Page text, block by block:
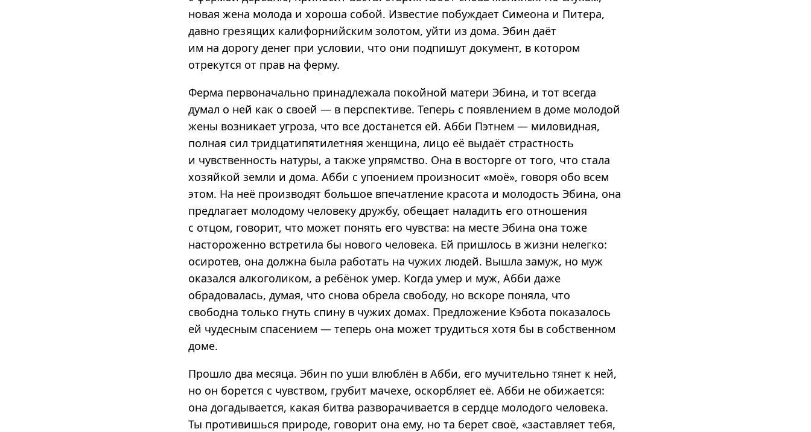
новая жена молода и хороша собой. Известие побуждает Симеона и Питера,
давно грезящих калифорнийским золотом, уйти из дома. Эбин даёт
им на дорогу денег при условии, что они подпишут документ, в котором
отрекутся от прав на ферму.
Ферма первоначально принадлежала покойной матери Эбина, и тот всегда
думал о ней как о своей — в перспективе. Теперь с появлением в доме молодой
жены возникает угроза, что все достанется ей. Абби Пэтнем — миловидная,
полная сил тридцатипятилетняя женщина, лицо её выдаёт страстность
и чувственность натуры, а также упрямство. Она в восторге от того, что стала
хозяйкой земли и дома. Абби с упоением произносит «моё», говоря обо всем
этом. На неё производят большое впечатление красота и молодость Эбина, она
предлагает молодому человеку дружбу, обещает наладить его отношения
с отцом, говорит, что может понять его чувства: на месте Эбина она тоже
настороженно встретила бы нового человека. Ей пришлось в жизни нелегко:
осиротев, она должна была работать на чужих людей. Вышла замуж, но муж
оказался алкоголиком, а ребёнок умер. Когда умер и муж, Абби даже
обрадовалась, думая, что снова обрела свободу, но вскоре поняла, что
свободна только гнуть спину в чужих домах. Предложение Кэбота показалось
ей чудесным спасением — теперь она может трудиться хотя бы в собственном
доме.
Прошло два месяца. Эбин по уши влюблён в Абби, его мучительно тянет к ней,
но он борется с чувством, грубит мачехе, оскорбляет её. Абби не обижается:
она догадывается, какая битва разворачивается в сердце молодого человека.
Ты противишься природе, говорит она ему, но та берет своё, «заставляет тебя,